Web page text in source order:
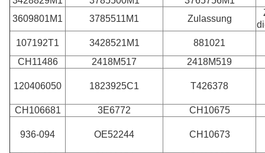
3609801M1
3785511M1 Zulassung
107192T1
3428521M1
881021
CH11486
2418M517 2418M519
120406050 1823925C1 T426378
CH106681 3E6772 CH10675
936-094 OE52244 CH10673